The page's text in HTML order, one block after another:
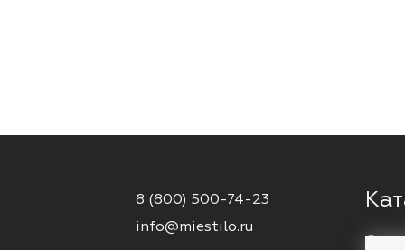
8 (800) 500-74-23
info@miestilo.ru